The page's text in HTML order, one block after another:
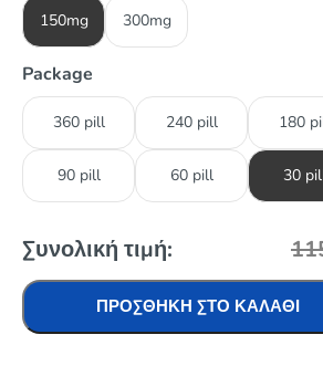
150mg 300mg
Package
360 pill 240 pill 180
90 pill 60 pill 30
Συνολική τιμή:
ΠΡΟΣΘΉΚΗ ΣΤΟ ΚΑΛΆΘΙ